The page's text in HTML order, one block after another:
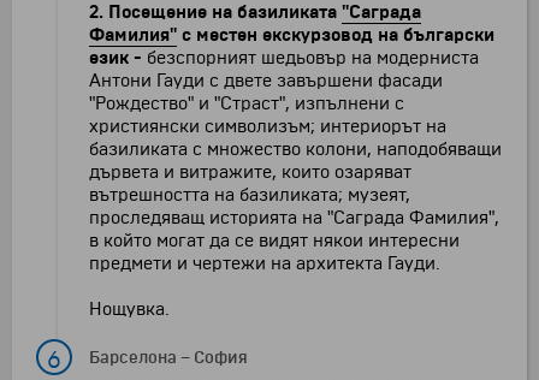
2. Посещение на базиликата "Саграда
Фамилия" с местен екскурзовод на български
език - безспорният шедьовър на модерниста
Антони Гауди с двете завършени фасади
"Рождество" и "Страст", изпълнени с
християнски символизъм; интериорът на
базиликата с множество колони, наподобяващи
дървета и витражите, които озаряват
вътрешността на базиликата; музеят,
проследяващ историята на "Саграда Фамилия",
в който могат да се видят някои интересни
предмети и чертежи на архитекта Гауди.
Нощувка.
6 Барселона – София